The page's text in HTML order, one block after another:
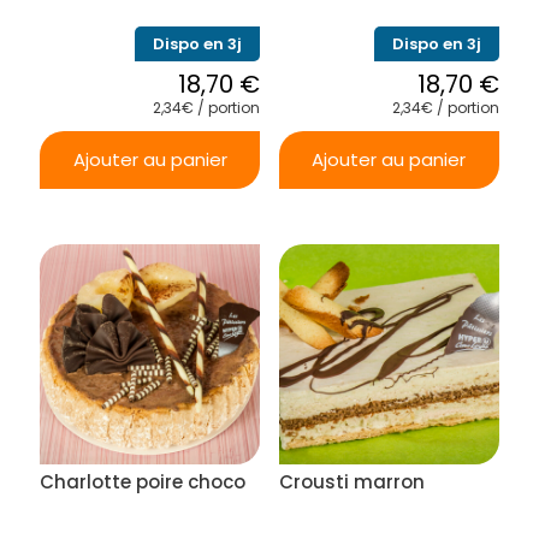
Dispo en 3j
18,70 €
2,34€ / portion
Ajouter au panier
Dispo en 3j
18,70 €
2,34€ / portion
Ajouter au panier
Charlotte poire choco Crousti marron